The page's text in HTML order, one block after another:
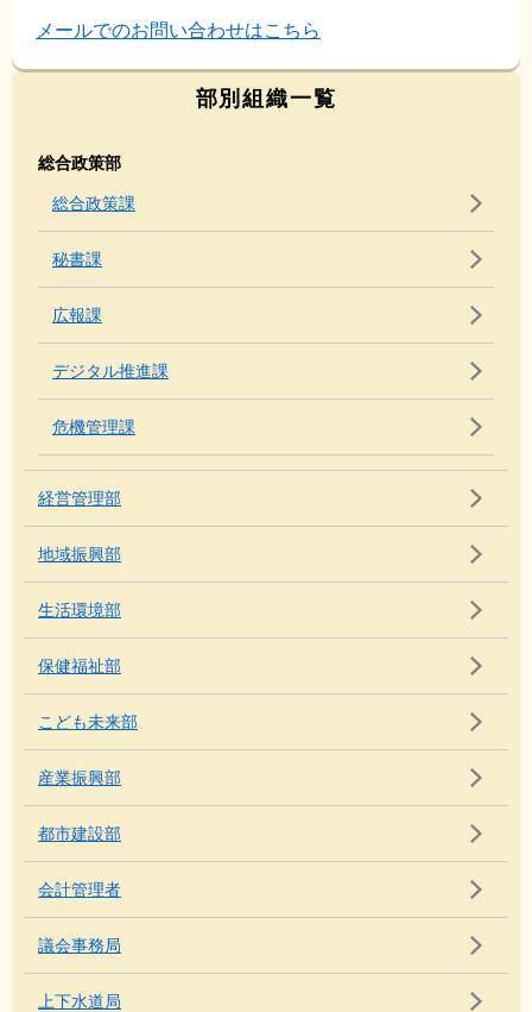
メールでのお問い合わせはこちら
部別組織一覧
総合政策部
総合政策課
秘書課
広報課
デジタル推進課
危機管理課
経営管理部
地域振興部
生活環境部
保健福祉部
こども未来部
産業振興部
都市建設部
会計管理者
議会事務局
上下水道局